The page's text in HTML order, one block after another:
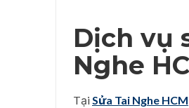
Dịch vụ
Nghe
TạiSửa Tai Nghe HCM